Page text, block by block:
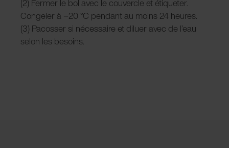
(2) Fermer le bol avec le couvercle et étiqueter.
Congeler à −20 °C pendant au moins 24 heures.
(3) Pacosser si nécessaire et diluer avec de l’eau
selon les besoins.